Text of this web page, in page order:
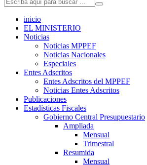
inicio
EL MINISTERIO
Noticias
Noticias MPPEF
Noticias Nacionales
Especiales
Entes Adscritos
Entes Adscritos del MPPEF
Noticias Entes Adscritos
Publicaciones
Estadísticas Fiscales
Gobierno Central Presupuestario
Ampliada
Mensual
Trimestral
Resumida
Mensual